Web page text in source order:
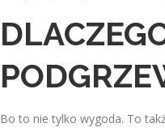
Bo to nie tylko wygoda. To